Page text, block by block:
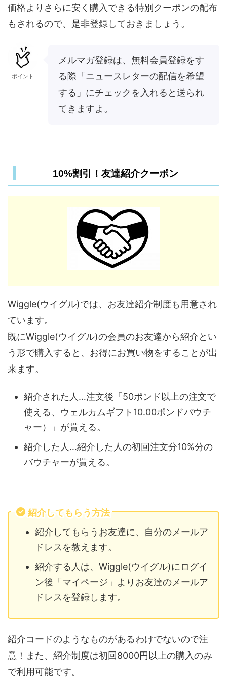
価格よりさらに安く購入できる特別クーポンの配布
もされるので、是非登録しておきましょう。
ポイント
メルマガ登録は、無料会員登録をす
る際「ニュースレターの配信を希望
する」にチェックを入れると送られ
てきますよ。
10%割引！友達紹介クーポン
Wiggle(ウイグル)では、お友達紹介制度も用意され
ています。
既にWiggle(ウイグル)の会員のお友達から紹介とい
う形で購入すると、お得にお買い物をすることが出
来ます。
紹介された人…注文後「50ポンド以上の注文で
使える、ウェルカムギフト10.00ポンドバウチ
ャー）」が貰える。
紹介した人…紹介した人の初回注文分10%分の
バウチャーが貰える。
紹介してもらう方法
紹介してもらうお友達に、自分のメールア
ドレスを教えます。
紹介する人は、Wiggle(ウイグル)にログイ
ン後「マイページ」よりお友達のメールア
ドレスを登録します。
紹介コードのようなものがあるわけでないので注
意！また、紹介制度は初回8000円以上の購入のみ
で利用可能です。